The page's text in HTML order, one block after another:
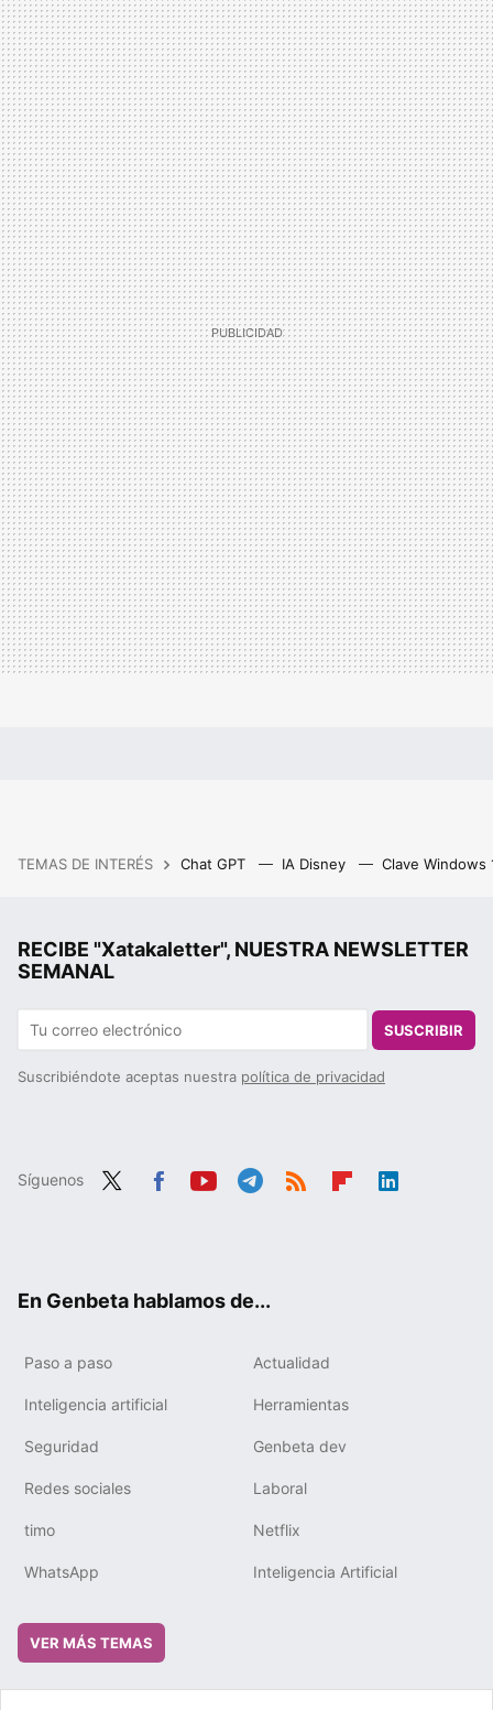
MAIL
TEMAS DE INTERÉS Chat GPT IA Disney Clave Windows
RECIBE "Xatakaletter", NUESTRA NEWSLETTER
SEMANAL
SUSCRIBIR
Suscribiéndote aceptas nuestra política de privacidad
Síguenos
En Genbeta hablamos de...
Paso a paso Actualidad
Inteligencia artificial Herramientas
Seguridad Genbeta dev
Redes sociales Laboral
timo Netflix
WhatsApp Inteligencia Artificial
VER MÁS TEMAS